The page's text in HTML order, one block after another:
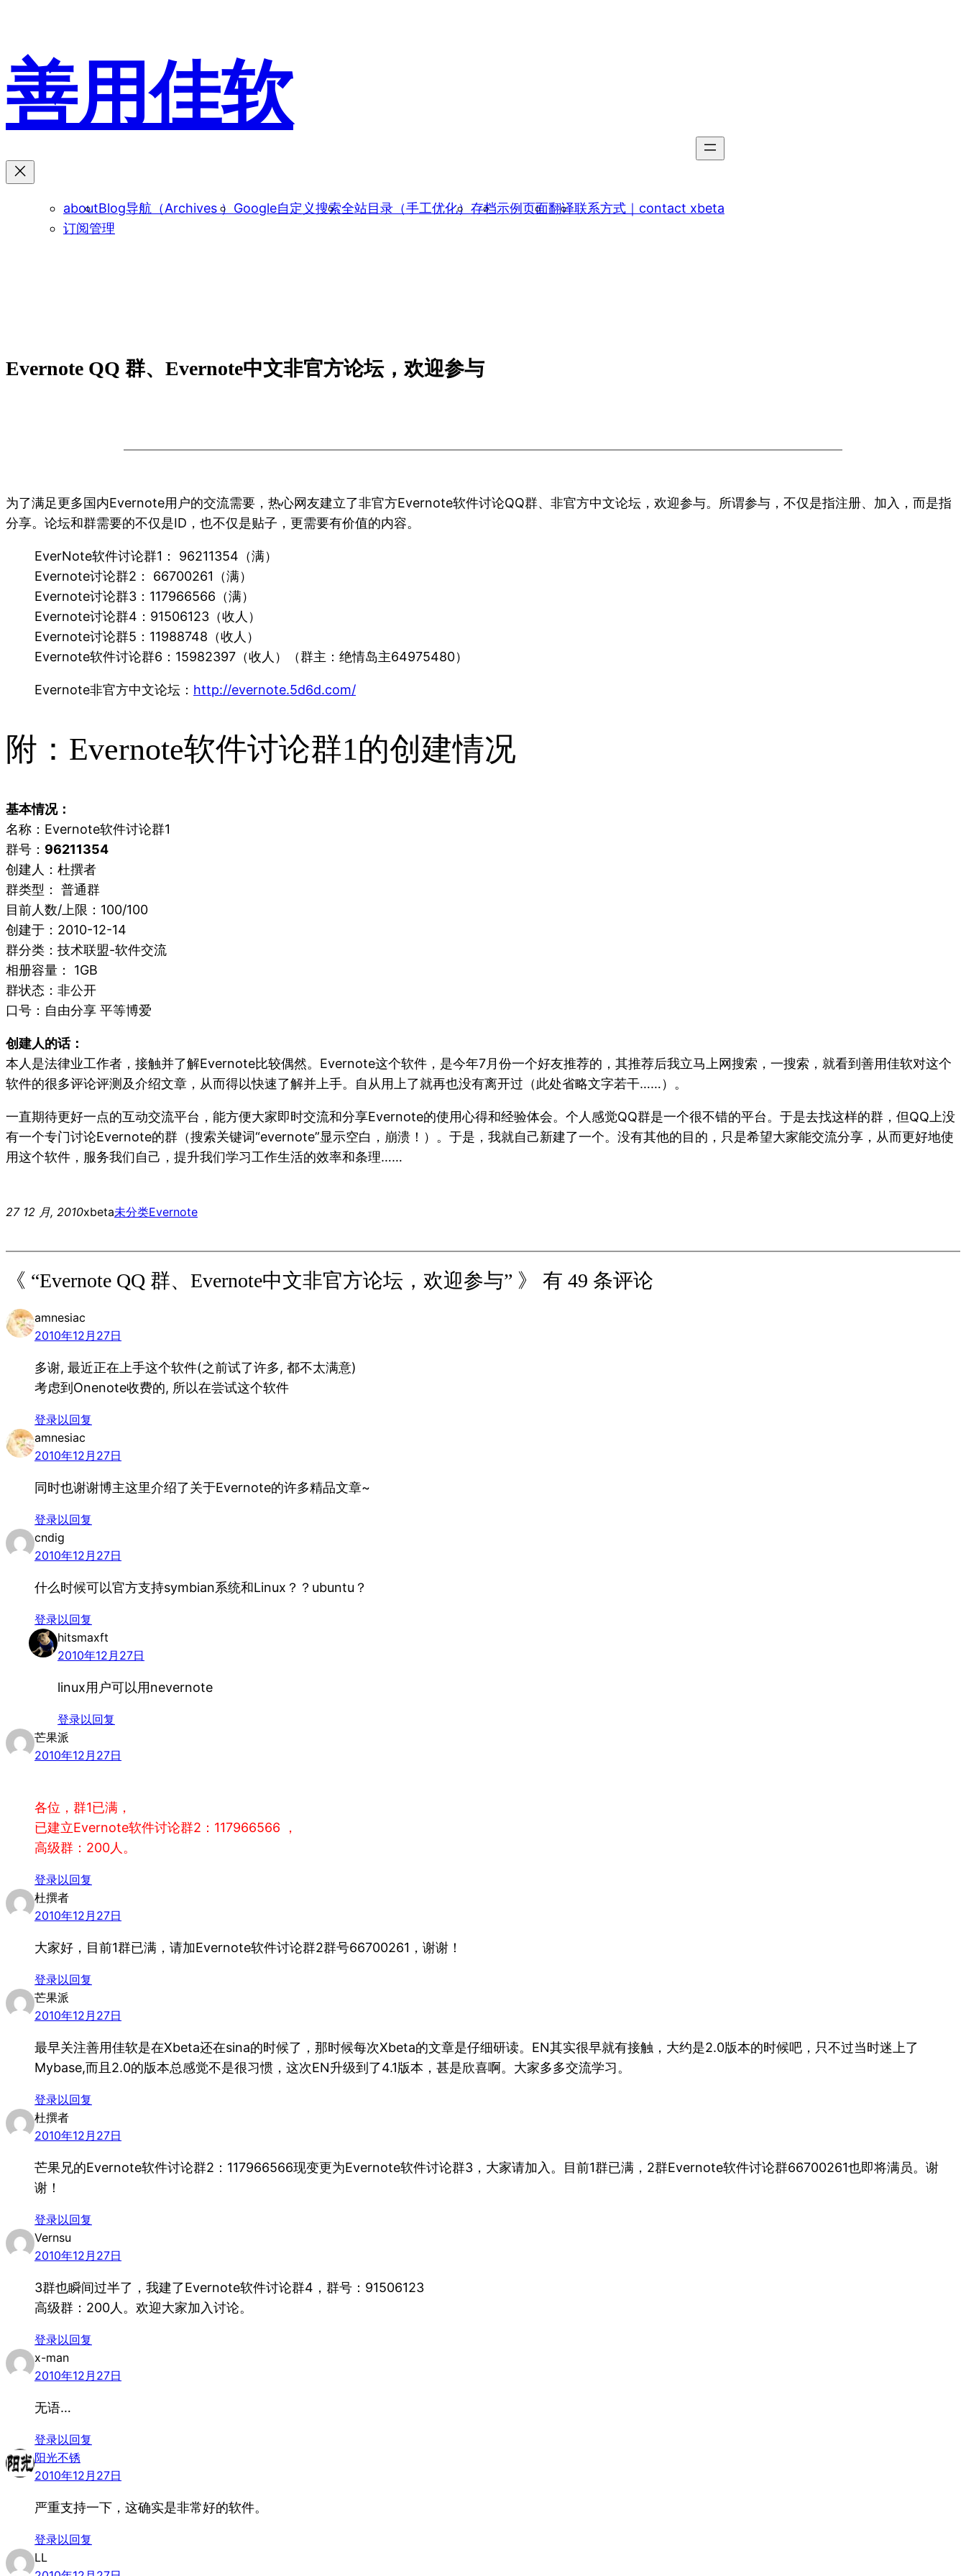
容
善用佳软
aboutBlog导航（Archives ） Google自定义搜索全站目录（手工优化） 存档示例页面翻译联系方式｜contact xbeta
订阅管理
Evernote QQ 群、Evernote中文非官方论坛，欢迎参与
为了满足更多国内Evernote用户的交流需要，热心网友建立了非官方Evernote软件讨论QQ群、非官方中文论坛，欢迎参与。所谓参与，不仅是指注册、加入，而是指
分享。论坛和群需要的不仅是ID，也不仅是贴子，更需要有价值的内容。
EverNote软件讨论群1： 96211354（满）
Evernote讨论群2： 66700261（满）
Evernote讨论群3：117966566（满）
Evernote讨论群4：91506123（收人）
Evernote讨论群5：11988748（收人）
Evernote软件讨论群6：15982397（收人）（群主：绝情岛主64975480）
Evernote非官方中文论坛： http://evernote.5d6d.com/
附：Evernote软件讨论群1的创建情况
基本情况：
名称：Evernote软件讨论群1
群号： 96211354
创建人：杜撰者
群类型： 普通群
目前人数/上限：100/100
创建于：2010-12-14
群分类：技术联盟-软件交流
相册容量： 1GB
群状态：非公开
口号：自由分享 平等博爱
创建人的话：
本人是法律业工作者，接触并了解Evernote比较偶然。Evernote这个软件，是今年7月份一个好友推荐的，其推荐后我立马上网搜索，一搜索，就看到善用佳软对这个
软件的很多评论评测及介绍文章，从而得以快速了解并上手。自从用上了就再也没有离开过（此处省略文字若干……）。
一直期待更好一点的互动交流平台，能方便大家即时交流和分享Evernote的使用心得和经验体会。个人感觉QQ群是一个很不错的平台。于是去找这样的群，但QQ上没
有一个专门讨论Evernote的群（搜索关键词“evernote”显示空白，崩溃！）。于是，我就自己新建了一个。没有其他的目的，只是希望大家能交流分享，从而更好地使
用这个软件，服务我们自己，提升我们学习工作生活的效率和条理……
27 12 月, 2010xbeta未分类Evernote
《 “Evernote QQ 群、Evernote中文非官方论坛，欢迎参与” 》 有 49 条评论
amnesiac
2010年12月27日
多谢, 最近正在上手这个软件(之前试了许多, 都不太满意)
考虑到Onenote收费的, 所以在尝试这个软件
登录以回复
amnesiac
2010年12月27日
同时也谢谢博主这里介绍了关于Evernote的许多精品文章~
登录以回复
cndig
2010年12月27日
什么时候可以官方支持symbian系统和Linux？？ubuntu？
登录以回复
hitsmaxft
2010年12月27日
linux用户可以用nevernote
登录以回复
芒果派
2010年12月27日
各位，群1已满，
已建立Evernote软件讨论群2：117966566 ，
高级群：200人。
登录以回复
杜撰者
2010年12月27日
大家好，目前1群已满，请加Evernote软件讨论群2群号66700261，谢谢！
登录以回复
芒果派
2010年12月27日
最早关注善用佳软是在Xbeta还在sina的时候了，那时候每次Xbeta的文章是仔细研读。EN其实很早就有接触，大约是2.0版本的时候吧，只不过当时迷上了
Mybase,而且2.0的版本总感觉不是很习惯，这次EN升级到了4.1版本，甚是欣喜啊。大家多多交流学习。
登录以回复
杜撰者
2010年12月27日
芒果兄的Evernote软件讨论群2：117966566现变更为Evernote软件讨论群3，大家请加入。目前1群已满，2群Evernote软件讨论群66700261也即将满员。谢
谢！
登录以回复
Vernsu
2010年12月27日
3群也瞬间过半了，我建了Evernote软件讨论群4，群号：91506123
高级群：200人。欢迎大家加入讨论。
登录以回复
x-man
2010年12月27日
无语…
登录以回复
阳光不锈
2010年12月27日
严重支持一下，这确实是非常好的软件。
登录以回复
LL